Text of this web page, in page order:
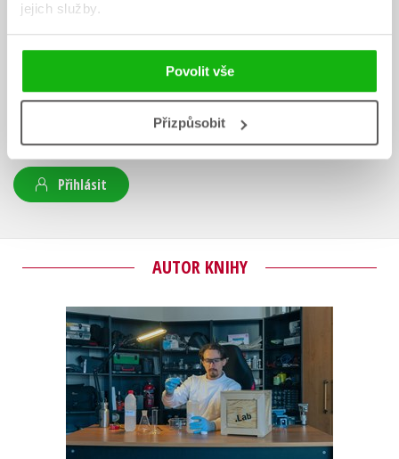
jejich služby.
Povolit vše
Přizpůsobit
HODNOCENÍ ČTENÁŘŮ
V současné době nejsou vytvořena žádná uživatelská hodnocení.
Uživatelskou recenzi mohou vkládat pouze registrovaní uživatelé
Přihlásit
AUTOR KNIHY